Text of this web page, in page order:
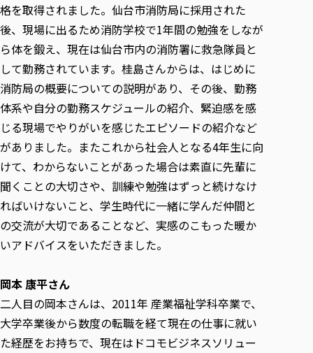
格を取得されました。仙台市消防局に採用された
後、現場に出るため消防学校で1年間の勉強をしなが
ら体を鍛え、現在は仙台市内の消防署に救急隊員と
して勤務されています。桂島さんからは、はじめに
消防局の概要についての説明があり、その後、勤務
体系や自分の勤務スケジュールの紹介、緊迫感を感
じる現場でやりがいを感じたエピソードの紹介など
がありました。またこれから社会人となる4年生に向
けて、わからないことがあった場合は素直に先輩に
聞くことの大切さや、訓練や勉強はずっと続けなけ
ればいけないこと、学生時代に一緒に学んだ仲間と
の交流が大切であることなど、実感のこもった暖か
いアドバイスをいただきました。
岡本 康平さん
二人目の岡本さんは、2011年 産業福祉学科卒業で、
大学卒業後から数度の転職を経て現在の仕事に就い
た経歴をお持ちで、現在はドコモビジネスソリュー